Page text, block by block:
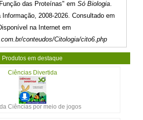
das Proteínas" emSó Biologia.
2008-2026. Consultado em
na Internet em
conteudos/Citologia/cito6.php
Produtos em destaque
Ciências Divertida
Ciências por meio de jogos